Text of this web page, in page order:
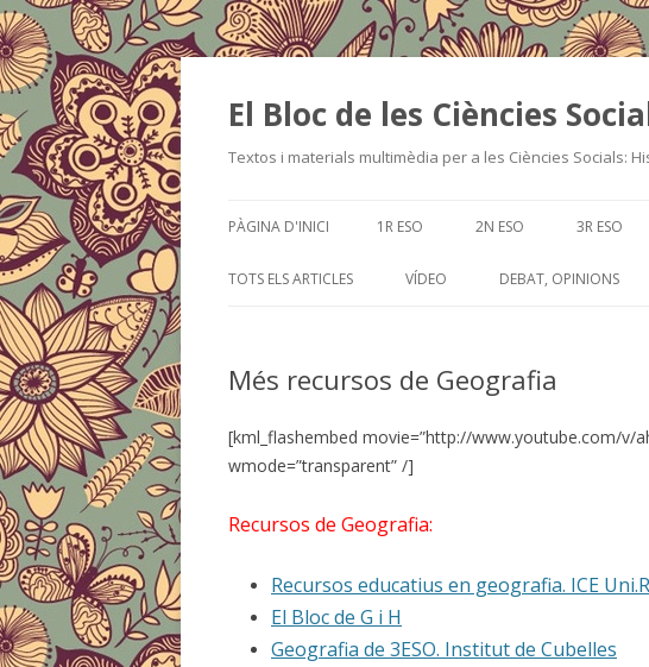
El Bloc de les Ciències
Textos i materials multimèdia per a les Ciències Socials:
PÀGINA D'INICI 1R ESO 2N ESO 3R ESO
TOTS ELS ARTICLES VÍDEO DEBAT, OPINIONS
Més recursos de Geografia
[kml_flashembed movie=”http://www.youtube.com/v/
wmode=”transparent” /]
Recursos de Geografia:
Recursos educatius en geografia. ICE
El Bloc de G i H
Geografia de 3ESO. Institut de Cubelles